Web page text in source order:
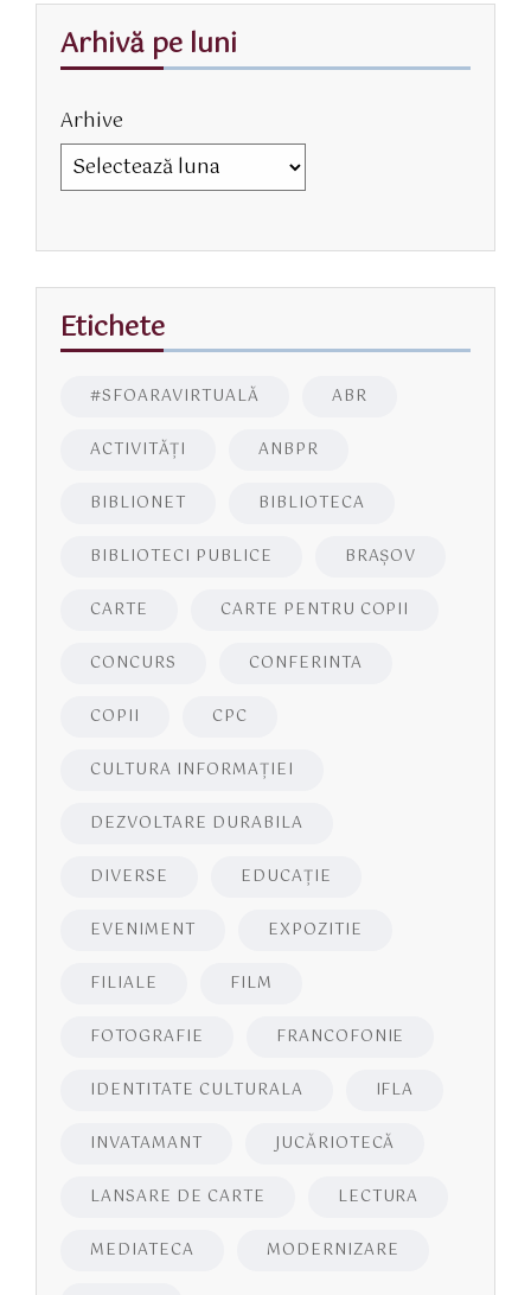
Arhivă pe luni
Arhive
Etichete
#SFOARAVIRTUALĂ ABR
ACTIVITĂŢI ANBPR
BIBLIONET BIBLIOTECA
BIBLIOTECI PUBLICE BRAŞOV
CARTE CARTE PENTRU COPII
CONCURS CONFERINTA
COPII CPC
CULTURA INFORMAŢIEI
DEZVOLTARE DURABILA
DIVERSE EDUCAŢIE
EVENIMENT EXPOZITIE
FILIALE FILM
FOTOGRAFIE FRANCOFONIE
IDENTITATE CULTURALA IFLA
INVATAMANT JUCĂRIOTECĂ
LANSARE DE CARTE LECTURA
MEDIATECA MODERNIZARE